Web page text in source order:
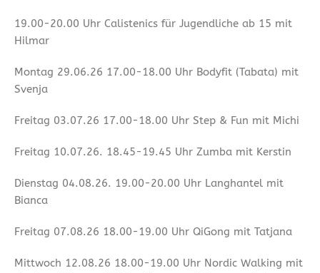
19.00-20.00 Uhr Calistenics für Jugendliche ab 15 mit
Hilmar
Montag 29.06.26 17.00-18.00 Uhr Bodyfit (Tabata) mit
Svenja
Freitag 03.07.26 17.00-18.00 Uhr Step & Fun mit Michi
Freitag 10.07.26. 18.45-19.45 Uhr Zumba mit Kerstin
Dienstag 04.08.26. 19.00-20.00 Uhr Langhantel mit
Bianca
Freitag 07.08.26 18.00-19.00 Uhr QiGong mit Tatjana
Mittwoch 12.08.26 18.00-19.00 Uhr Nordic Walking mit